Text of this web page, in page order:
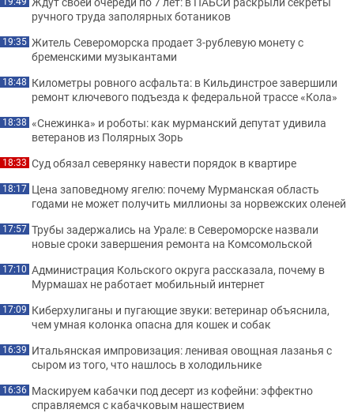
ручного труда заполярных ботаников
19:35 Житель Североморска продает 3-рублевую монету с
бременскими музыкантами
18:48 Километры ровного асфальта: в Кильдинстрое завершили
ремонт ключевого подъезда к федеральной трассе «Кола»
18:38 «Снежинка» и роботы: как мурманский депутат удивила
ветеранов из Полярных Зорь
18:33 Суд обязал северянку навести порядок в квартире
18:17 Цена заповедному ягелю: почему Мурманская область
годами не может получить миллионы за норвежских оленей
17:57 Трубы задержались на Урале: в Североморске назвали
новые сроки завершения ремонта на Комсомольской
17:10 Администрация Кольского округа рассказала, почему в
Мурмашах не работает мобильный интернет
17:09 Киберхулиганы и пугающие звуки: ветеринар объяснила,
чем умная колонка опасна для кошек и собак
16:39 Итальянская импровизация: ленивая овощная лазанья с
сыром из того, что нашлось в холодильнике
16:36 Маскируем кабачки под десерт из кофейни: эффектно
справляемся с кабачковым нашествием